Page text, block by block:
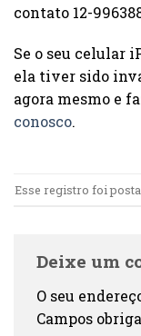
contato 12-
Se o seu celular
ela tiver sido
agora mesmo e
conosco.
Esse registro foi
Deixe um
O seu
Campos